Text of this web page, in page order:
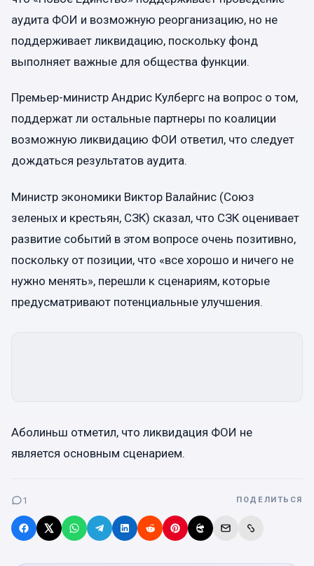
аудита ФОИ и возможную реорганизацию, но не
поддерживает ликвидацию, поскольку фонд
выполняет важные для общества функции.
Премьер-министр Андрис Кулбергс на вопрос о том,
поддержат ли остальные партнеры по коалиции
возможную ликвидацию ФОИ ответил, что следует
дождаться результатов аудита.
Министр экономики Виктор Валайнис (Союз
зеленых и крестьян, СЗК) сказал, что СЗК оценивает
развитие событий в этом вопросе очень позитивно,
поскольку от позиции, что «все хорошо и ничего не
нужно менять», перешли к сценариям, которые
предусматривают потенциальные улучшения.
Аболиньш отметил, что ликвидация ФОИ не
является основным сценарием.
1 ПОДЕЛИТЬСЯ